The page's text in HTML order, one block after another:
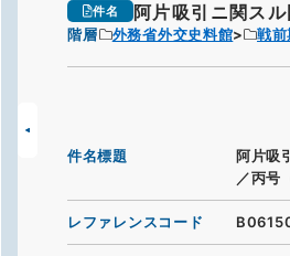
件名 阿片吸引ニ関ス
階層 外務省外交史料館 戦
件名標題
阿片吸
／丙号
レファレンスコード